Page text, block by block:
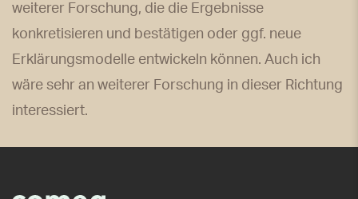
weiterer Forschung, die die Ergebnisse
konkretisieren und bestätigen oder ggf. neue
Erklärungsmodelle entwickeln können. Auch ich
wäre sehr an weiterer Forschung in dieser Richtung
interessiert.